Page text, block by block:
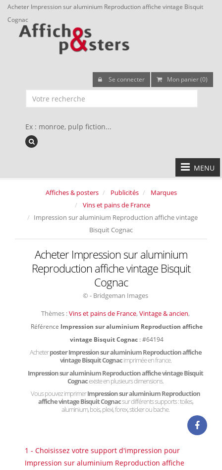
Acheter Impression sur aluminium Reproduction affiche vintage Bisquit
Cognac
Se connecter Mon panier (0)
Ex : monroe, pulp fiction...
MENU
Affiches & posters Publicités
Marques
Vins et pains de France
Impression sur aluminium Reproduction affiche vintage
Bisquit Cognac
Acheter Impression sur aluminium
Reproduction affiche vintage Bisquit
Cognac
© - Bridgeman Images
Thèmes :Vins et pains de France, Vintage & ancien,
Référence Impression sur aluminium Reproduction affiche
vintage Bisquit Cognac : #64194
Acheterposter Impression sur aluminium Reproduction affiche
vintage Bisquit Cognacimprimée en france.
Impression sur aluminium Reproduction affiche vintage Bisquit
Cognacexiste en plusieurs dimensions.
Vous pouvez imprimerImpression sur aluminium Reproduction
affiche vintage Bisquit Cognacsur différents supports : toiles,
aluminium, bois, plexi, forex, sticker ou bache.
1 - Choisissez votre support d'impression pour
Impression sur aluminium Reproduction affiche